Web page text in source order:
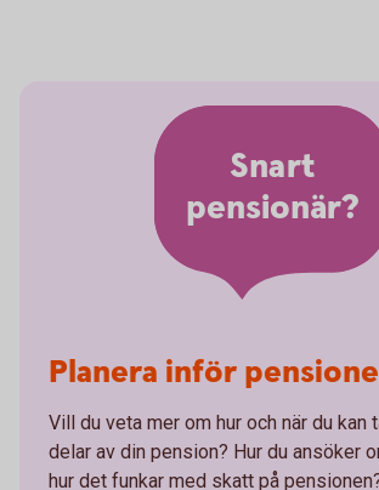
Snart
pensionär?
Planera inför
Vill du veta mer om hur och när du kan
delar av din pension? Hur du ansöker
hur det funkar med skatt på